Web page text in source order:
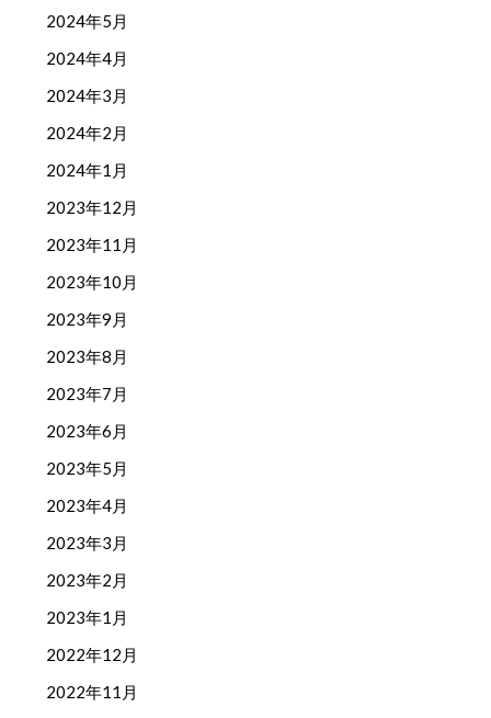
2024年5月
2024年4月
2024年3月
2024年2月
2024年1月
2023年12月
2023年11月
2023年10月
2023年9月
2023年8月
2023年7月
2023年6月
2023年5月
2023年4月
2023年3月
2023年2月
2023年1月
2022年12月
2022年11月